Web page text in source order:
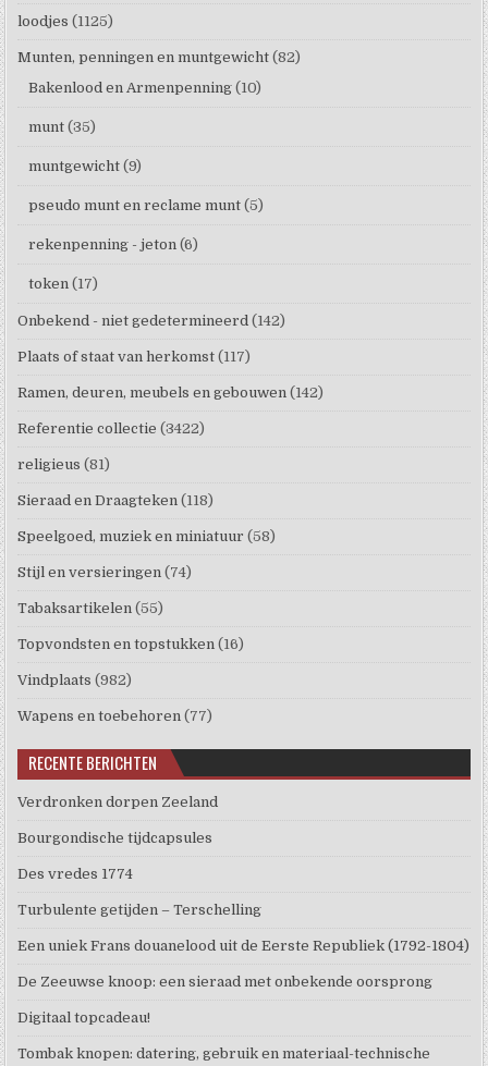
loodjes (1125)
Munten, penningen en muntgewicht (82)
Bakenlood en Armenpenning (10)
munt (35)
muntgewicht (9)
pseudo munt en reclame munt (5)
rekenpenning - jeton (6)
token (17)
Onbekend - niet gedetermineerd (142)
Plaats of staat van herkomst (117)
Ramen, deuren, meubels en gebouwen (142)
Referentie collectie (3422)
religieus (81)
Sieraad en Draagteken (118)
Speelgoed, muziek en miniatuur (58)
Stijl en versieringen (74)
Tabaksartikelen (55)
Topvondsten en topstukken (16)
Vindplaats (982)
Wapens en toebehoren (77)
RECENTE BERICHTEN
Verdronken dorpen Zeeland
Bourgondische tijdcapsules
Des vredes 1774
Turbulente getijden – Terschelling
Een uniek Frans douanelood uit de Eerste Republiek (1792-1804)
De Zeeuwse knoop: een sieraad met onbekende oorsprong
Digitaal topcadeau!
Tombak knopen: datering, gebruik en materiaal-technische